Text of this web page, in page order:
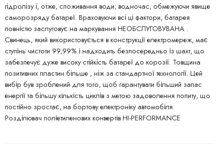
гідролізу і, отже, споживання води; водночас, обмежуючи явище
саморозряду батареї. Враховуючи всі ці фактори, батарея
повністю заслуговує на маркування НЕОБСЛУГОВУВАНА .
Свинець, який використовується в конструкції електромереж, має
ступінь чистоти 99,99% і надходить безпосередньо із шахт, що
забезпечує дуже високу стійкість батареї до корозії. Товщина
позитивних пластин більше , ніж за стандартної технології. Цей
вибір був зроблений для того, щоб гарантувати більший запас
енергії та більшу кількість циклів з метою задоволення попиту, що
постійно зростає, на бортову електроніку автомобіля.
Розділювач поліетиленових конвертів HI-PERFORMANCE